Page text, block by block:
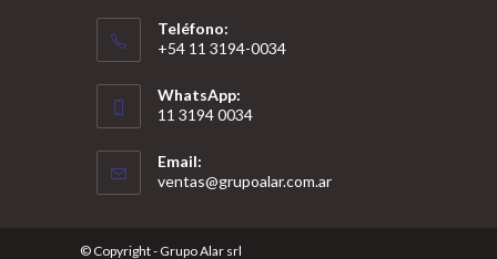
Teléfono:
+54 11 3194-0034
WhatsApp:
11 3194 0034
Email:
ventas@grupoalar.com.ar
© Copyright - Grupo Alar srl